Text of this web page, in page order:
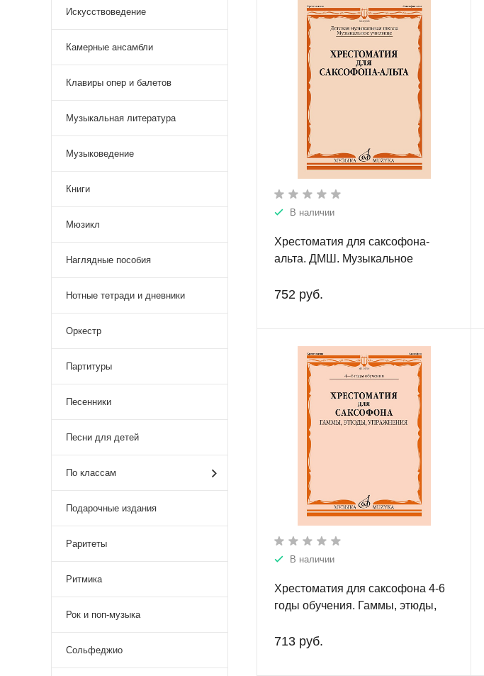
Искусствоведение
Камерные ансамбли
Клавиры опер и балетов
Музыкальная литература
Музыковедение
Книги
Мюзикл
Наглядные пособия
Нотные тетради и дневники
Оркестр
Партитуры
Песенники
Песни для детей
По классам
Подарочные издания
Раритеты
Ритмика
Рок и поп-музыка
Сольфеджио
В наличии
Хрестоматия для саксофона-
альта. ДМШ. Музыкальное
752 руб.
В наличии
Хрестоматия для саксофона 4-6
годы обучения. Гаммы, этюды,
713 руб.